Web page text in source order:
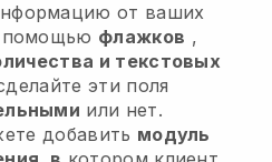
от ваших
помощью флажков ,
и текстовых
эти поля
или нет.
добавить модуль